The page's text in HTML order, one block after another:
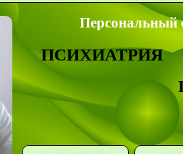
Персональный
ПСИХИАТРИЯ